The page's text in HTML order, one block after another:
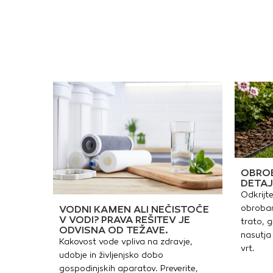
VODNI KAMEN ALI NEČISTOČE
V VODI? PRAVA REŠITEV JE
ODVISNA OD TEŽAVE.
Kakovost vode vpliva na zdravje,
udobje in življenjsko dobo
gospodinjskih aparatov. Preverite,
trato,
vrt.